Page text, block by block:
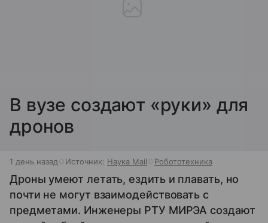
В вузе создают «руки» для
дронов
1 день назад Источник: Наука Mail Робототехника
Дроны умеют летать, ездить и плавать, но
почти не могут взаимодействовать с
предметами. Инженеры РТУ МИРЭА создают